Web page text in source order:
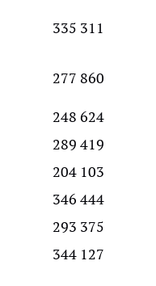
335 311
277 860
248 624
289 419
204 103
346 444
293 375
344 127